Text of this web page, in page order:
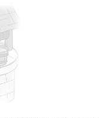
des fossés
des trottoirs
en plein air